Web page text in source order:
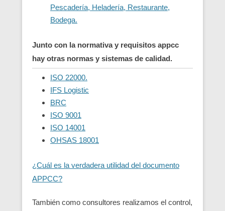
Pescadería, Heladería, Restaurante,
Bodega.
Junto con la normativa y requisitos appcc
hay otras normas y sistemas de calidad.
ISO 22000.
IFS Logistic
BRC
ISO 9001
ISO 14001
OHSAS 18001
¿Cuál es la verdadera utilidad del documento
APPCC?
También como consultores realizamos el control,